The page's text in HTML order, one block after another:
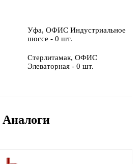
Уфа, ОФИС Индустриальное
шоссе - 0 шт.
Стерлитамак, ОФИС
Элеваторная - 0 шт.
Аналоги